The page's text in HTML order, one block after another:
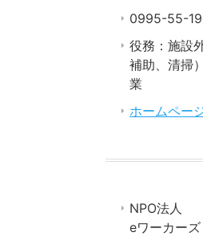
0995-55-
役務：施設
補助、清掃
業
ホームペー
NPO法人
eワーカーズ